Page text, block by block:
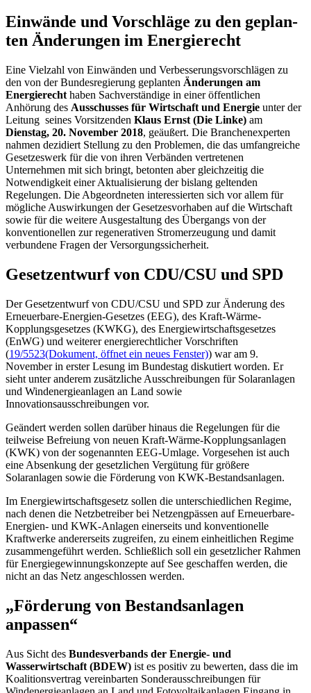
Einwände und Vor­schlä­ge zu den ge­plan­
ten Ände­run­gen im Ener­gie­recht
Eine Vielzahl von Einwänden und Verbesserungsvorschlägen zu
den von der Bundesregierung geplanten Änderungen am
Energierecht haben Sachverständige in einer öffentlichen
Anhörung des Ausschusses für Wirtschaft und Energie unter der
Leitung seines Vorsitzenden Klaus Ernst (Die Linke) am
Dienstag, 20. November 2018, geäußert. Die Branchenexperten
nahmen dezidiert Stellung zu den Problemen, die das umfangreiche
Gesetzeswerk für die von ihren Verbänden vertretenen
Unternehmen mit sich bringt, betonten aber gleichzeitig die
Notwendigkeit einer Aktualisierung der bislang geltenden
Regelungen. Die Abgeordneten interessierten sich vor allem für
mögliche Auswirkungen der Gesetzesvorhaben auf die Wirtschaft
sowie für die weitere Ausgestaltung des Übergangs von der
konventionellen zur regenerativen Stromerzeugung und damit
verbundene Fragen der Versorgungssicherheit.
Gesetzentwurf von CDU/CSU und SPD
Der Gesetzentwurf von CDU/CSU und SPD zur Änderung des
Erneuerbare-Energien-Gesetzes (EEG), des Kraft-Wärme-
Kopplungsgesetzes (KWKG), des Energiewirtschaftsgesetzes
(EnWG) und weiterer energierechtlicher Vorschriften
(19/5523(Dokument, öffnet ein neues Fenster)) war am 9.
November in erster Lesung im Bundestag diskutiert worden. Er
sieht unter anderem zusätzliche Ausschreibungen für Solaranlagen
und Windenergieanlagen an Land sowie
Innovationsausschreibungen vor.
Geändert werden sollen darüber hinaus die Regelungen für die
teilweise Befreiung von neuen Kraft-Wärme-Kopplungsanlagen
(KWK) von der sogenannten EEG-Umlage. Vorgesehen ist auch
eine Absenkung der gesetzlichen Vergütung für größere
Solaranlagen sowie die Förderung von KWK-Bestandsanlagen.
Im Energiewirtschaftsgesetz sollen die unterschiedlichen Regime,
nach denen die Netzbetreiber bei Netzengpässen auf Erneuerbare-
Energien- und KWK-Anlagen einerseits und konventionelle
Kraftwerke andererseits zugreifen, zu einem einheitlichen Regime
zusammengeführt werden. Schließlich soll ein gesetzlicher Rahmen
für Energiegewinnungskonzepte auf See geschaffen werden, die
nicht an das Netz angeschlossen werden.
„Förderung von Bestandsanlagen
anpassen“
Aus Sicht des Bundesverbands der Energie- und
Wasserwirtschaft (BDEW) ist es positiv zu bewerten, dass die im
Koalitionsvertrag vereinbarten Sonderausschreibungen für